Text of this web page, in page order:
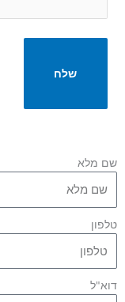
שלח
שם מלא
טלפון
דוא"ל